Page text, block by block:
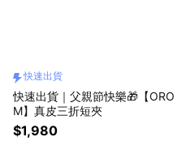
快速出貨
快速出貨｜父親節快樂🎁【ORO
M】真皮三折短夾
$1,980